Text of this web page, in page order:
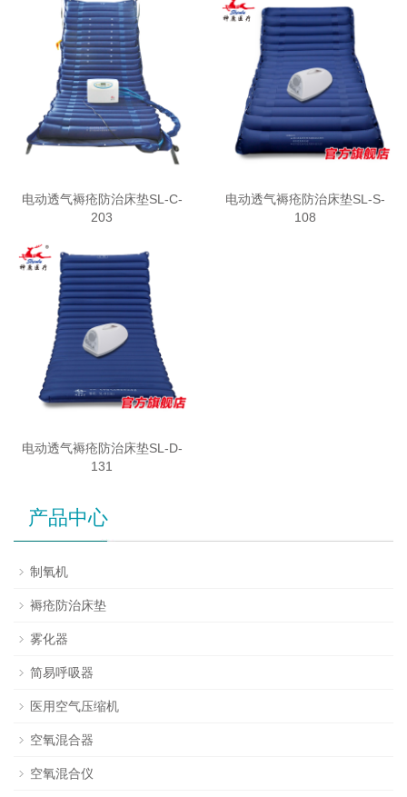
电动透气褥疮防治床垫SL-C-
203
电动透气褥疮防治床垫SL-S-
108
电动透气褥疮防治床垫SL-D-
131
产品中心
制氧机
褥疮防治床垫
雾化器
简易呼吸器
医用空气压缩机
空氧混合器
空氧混合仪